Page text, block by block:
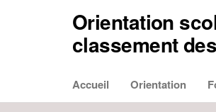
Orientation
classement
Accueil Orientation